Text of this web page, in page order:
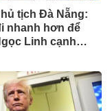
tịch Đà Nẵng:
nhanh hơn để
Linh cạnh